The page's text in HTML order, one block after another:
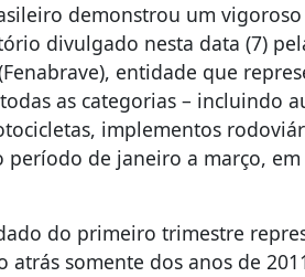
demonstrou um
divulgado nesta data (7)
entidade que
as categorias – incluindo
implementos
período de janeiro a março,
do primeiro trimestre
atrás somente dos anos de